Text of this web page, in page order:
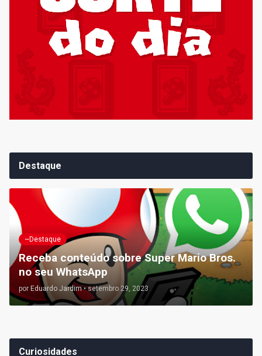
Destaque
~Destaque
Receba conteúdo sobre Super Mario Bros.
no seu WhatsApp
por Eduardo Jardim • setembro 29, 2023
Curiosidades